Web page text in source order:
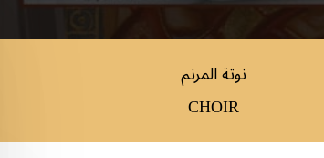
نوتة المرنم
CHOIR